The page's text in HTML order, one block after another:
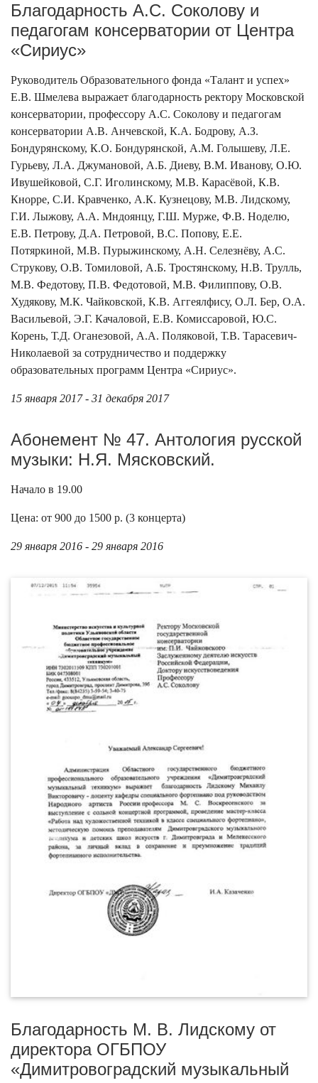
Благодарность А.С. Соколову и
педагогам консерватории от Центра
«Сириус»
Руководитель Образовательного фонда «Талант и успех»
Е.В. Шмелева выражает благодарность ректору Московской
консерватории, профессору А.С. Соколову и педагогам
консерватории А.В. Анчевской, К.А. Бодрову, А.З.
Бондурянскому, К.О. Бондурянской, А.М. Голышеву, Л.Е.
Гурьеву, Л.А. Джумановой, А.Б. Диеву, В.М. Иванову, О.Ю.
Ивушейковой, С.Г. Иголинскому, М.В. Карасёвой, К.В.
Кнорре, С.И. Кравченко, А.К. Кузнецову, М.В. Лидскому,
Г.И. Лыжову, А.А. Мндоянцу, Г.Ш. Мурже, Ф.В. Ноделю,
Е.В. Петрову, Д.А. Петровой, В.С. Попову, Е.Е.
Потяркиной, М.В. Пурыжинскому, А.Н. Селезнёву, А.С.
Струкову, О.В. Томиловой, А.Б. Тростянскому, Н.В. Трулль,
М.В. Федотову, П.В. Федотовой, М.В. Филиппову, О.В.
Худякову, М.К. Чайковской, К.В. Аггеялфису, О.Л. Бер, О.А.
Васильевой, Э.Г. Качаловой, Е.В. Комиссаровой, Ю.С.
Корень, Т.Д. Оганезовой, А.А. Поляковой, Т.В. Тарасевич-
Николаевой за сотрудничество и поддержку
образовательных программ Центра «Сириус».
15 января 2017 - 31 декабря 2017
Абонемент № 47. Антология русской
музыки: Н.Я. Мясковский.
Начало в 19.00
Цена: от 900 до 1500 р. (3 концерта)
29 января 2016 - 29 января 2016
Благодарность М. В. Лидскому от
директора ОГБПОУ
«Димитровоградский музыкальный